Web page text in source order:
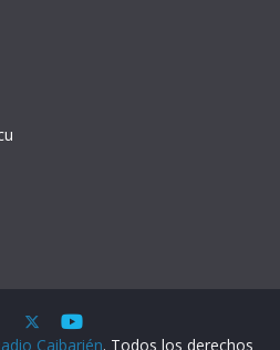
Caibarién. Todos los derechos